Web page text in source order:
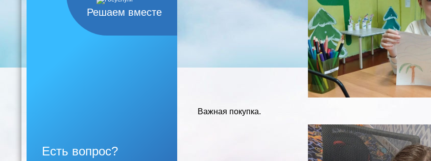
Решаем вместе
Есть вопрос?
Важная покупка.